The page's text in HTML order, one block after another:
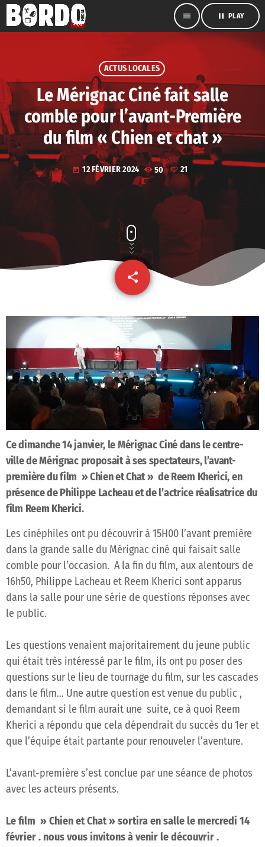
menu pause PLAY
ACTUS LOCALES
Le Mérignac Ciné fait salle
comble pour l’avant-Première
du film « Chien et chat »
today 12 FÉVRIER 2024 50 21
share
email
Ce dimanche 14 janvier, le Mérignac Ciné dans le centre-
ville de Mérignac proposait à ses spectateurs, l’avant-
première du film » Chien et Chat » de Reem Kherici, en
présence de Philippe Lacheau et de l’actrice réalisatrice du
film Reem Kherici.
Les cinéphiles ont pu découvrir à 15H00 l’avant première
dans la grande salle du Mérignac ciné qui faisait salle
comble pour l’occasion. A la fin du film, aux alentours de
16h50, Philippe Lacheau et Reem Kherici sont apparus
dans la salle pour une série de questions réponses avec
le public.
Les questions venaient majoritairement du jeune public
qui était très intéressé par le film, ils ont pu poser des
questions sur le lieu de tournage du film, sur les cascades
dans le film… Une autre question est venue du public ,
demandant si le film aurait une suite, ce à quoi Reem
Kherici a répondu que cela dépendrait du succès du 1er et
que l’équipe était partante pour renouveler l’aventure.
L’avant-première s’est conclue par une séance de photos
avec les acteurs présents.
Le film » Chien et Chat » sortira en salle le mercredi 14
février . nous vous invitons à venir le découvrir .